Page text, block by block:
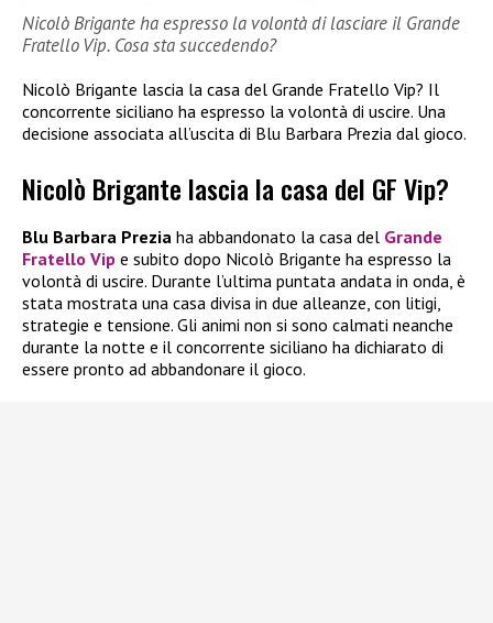
Nicolò Brigante ha espresso la volontà di lasciare il Grande
Fratello Vip. Cosa sta succedendo?
Nicolò Brigante lascia la casa del Grande Fratello Vip? Il
concorrente siciliano ha espresso la volontà di uscire. Una
decisione associata all’uscita di Blu Barbara Prezia dal gioco.
Nicolò Brigante lascia la casa del GF Vip?
Blu Barbara Prezia ha abbandonato la casa del Grande
Fratello Vip e subito dopo Nicolò Brigante ha espresso la
volontà di uscire. Durante l’ultima puntata andata in onda, è
stata mostrata una casa divisa in due alleanze, con litigi,
strategie e tensione. Gli animi non si sono calmati neanche
durante la notte e il concorrente siciliano ha dichiarato di
essere pronto ad abbandonare il gioco.